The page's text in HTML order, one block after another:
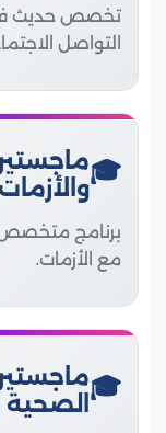
تخصص حديث في
التواصل
والأزمات
برنامج متخصص
مع الأزمات.